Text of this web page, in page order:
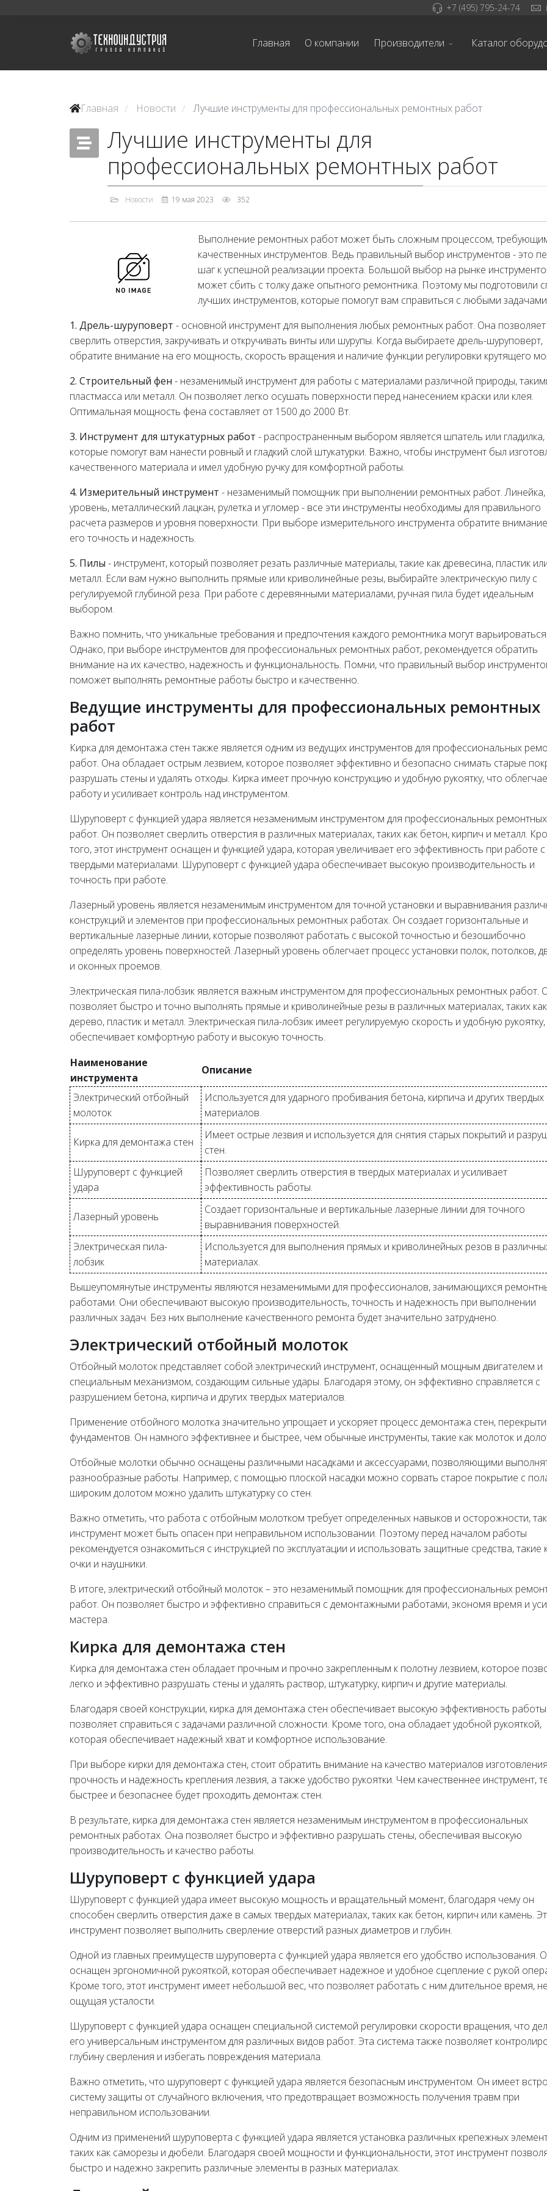
+7 (495) 795-24-74
Главная О компании Производители Каталог
Главная / Новости / Лучшие инструменты для профессиональных ремонтных работ
Лучшие инструменты для
профессиональных ремонтных работ
Новости 19 мая 2023 352
Выполнение ремонтных работ может быть сложным процессом,
качественных инструментов. Ведь правильный выбор инструментов - это
шаг к успешной реализации проекта. Большой выбор на рынке
может сбить с толку даже опытного ремонтника. Поэтому мы подготовили
лучших инструментов, которые помогут вам справиться с любыми
1. Дрель-шуруповерт - основной инструмент для выполнения любых ремонтных работ. Она позволяет
сверлить отверстия, закручивать и откручивать винты или шурупы. Когда выбираете дрель-шуруповерт,
обратите внимание на его мощность, скорость вращения и наличие функции регулировки крутящего
2. Строительный фен - незаменимый инструмент для работы с материалами различной природы,
пластмасса или металл. Он позволяет легко осушать поверхности перед нанесением краски или клея.
Оптимальная мощность фена составляет от 1500 до 2000 Вт.
3. Инструмент для штукатурных работ - распространенным выбором является шпатель или гладилка,
которые помогут вам нанести ровный и гладкий слой штукатурки. Важно, чтобы инструмент был
качественного материала и имел удобную ручку для комфортной работы.
4. Измерительный инструмент - незаменимый помощник при выполнении ремонтных работ. Линейка,
уровень, металлический лацкан, рулетка и угломер - все эти инструменты необходимы для правильного
расчета размеров и уровня поверхности. При выборе измерительного инструмента обратите
его точность и надежность.
5. Пилы - инструмент, который позволяет резать различные материалы, такие как древесина, пластик
металл. Если вам нужно выполнить прямые или криволинейные резы, выбирайте электрическую пилу с
регулируемой глубиной реза. При работе с деревянными материалами, ручная пила будет идеальным
выбором.
Важно помнить, что уникальные требования и предпочтения каждого ремонтника могут варьироваться.
Однако, при выборе инструментов для профессиональных ремонтных работ, рекомендуется обратить
внимание на их качество, надежность и функциональность. Помни, что правильный выбор
поможет выполнять ремонтные работы быстро и качественно.
Ведущие инструменты для профессиональных ремонтных
работ
Кирка для демонтажа стен также является одним из ведущих инструментов для профессиональных
работ. Она обладает острым лезвием, которое позволяет эффективно и безопасно снимать старые
разрушать стены и удалять отходы. Кирка имеет прочную конструкцию и удобную рукоятку, что
работу и усиливает контроль над инструментом.
Шуруповерт с функцией удара является незаменимым инструментом для профессиональных ремонтных
работ. Он позволяет сверлить отверстия в различных материалах, таких как бетон, кирпич и металл.
того, этот инструмент оснащен и функцией удара, которая увеличивает его эффективность при работе с
твердыми материалами. Шуруповерт с функцией удара обеспечивает высокую производительность и
точность при работе.
Лазерный уровень является незаменимым инструментом для точной установки и выравнивания
конструкций и элементов при профессиональных ремонтных работах. Он создает горизонтальные и
вертикальные лазерные линии, которые позволяют работать с высокой точностью и безошибочно
определять уровень поверхностей. Лазерный уровень облегчает процесс установки полок, потолков,
и оконных проемов.
Электрическая пила-лобзик является важным инструментом для профессиональных ремонтных работ.
позволяет быстро и точно выполнять прямые и криволинейные резы в различных материалах, таких как
дерево, пластик и металл. Электрическая пила-лобзик имеет регулируемую скорость и удобную
обеспечивает комфортную работу и высокую точность.
Наименование
инструмента
Описание
Электрический отбойный
молоток
Используется для ударного пробивания бетона, кирпича и других твердых
материалов.
Кирка для демонтажа стен
Имеет острые лезвия и используется для снятия старых покрытий и
стен.
Шуруповерт с функцией
удара
Позволяет сверлить отверстия в твердых материалах и усиливает
эффективность работы.
Лазерный уровень
Создает горизонтальные и вертикальные лазерные линии для точного
выравнивания поверхностей.
Электрическая пила-
лобзик
Используется для выполнения прямых и криволинейных резов в
материалах.
Вышеупомянутые инструменты являются незаменимыми для профессионалов, занимающихся
работами. Они обеспечивают высокую производительность, точность и надежность при выполнении
различных задач. Без них выполнение качественного ремонта будет значительно затруднено.
Электрический отбойный молоток
Отбойный молоток представляет собой электрический инструмент, оснащенный мощным двигателем и
специальным механизмом, создающим сильные удары. Благодаря этому, он эффективно справляется с
разрушением бетона, кирпича и других твердых материалов.
Применение отбойного молотка значительно упрощает и ускоряет процесс демонтажа стен,
фундаментов. Он намного эффективнее и быстрее, чем обычные инструменты, такие как молоток и
Отбойные молотки обычно оснащены различными насадками и аксессуарами, позволяющими
разнообразные работы. Например, с помощью плоской насадки можно сорвать старое покрытие с
широким долотом можно удалить штукатурку со стен.
Важно отметить, что работа с отбойным молотком требует определенных навыков и осторожности,
инструмент может быть опасен при неправильном использовании. Поэтому перед началом работы
рекомендуется ознакомиться с инструкцией по эксплуатации и использовать защитные средства, такие
очки и наушники.
В итоге, электрический отбойный молоток – это незаменимый помощник для профессиональных
работ. Он позволяет быстро и эффективно справиться с демонтажными работами, экономя время и
мастера.
Кирка для демонтажа стен
Кирка для демонтажа стен обладает прочным и прочно закрепленным к полотну лезвием, которое
легко и эффективно разрушать стены и удалять раствор, штукатурку, кирпич и другие материалы.
Благодаря своей конструкции, кирка для демонтажа стен обеспечивает высокую эффективность
позволяет справиться с задачами различной сложности. Кроме того, она обладает удобной рукояткой,
которая обеспечивает надежный хват и комфортное использование.
При выборе кирки для демонтажа стен, стоит обратить внимание на качество материалов
прочность и надежность крепления лезвия, а также удобство рукоятки. Чем качественнее инструмент,
быстрее и безопаснее будет проходить демонтаж стен.
В результате, кирка для демонтажа стен является незаменимым инструментом в профессиональных
ремонтных работах. Она позволяет быстро и эффективно разрушать стены, обеспечивая высокую
производительность и качество работы.
Шуруповерт с функцией удара
Шуруповерт с функцией удара имеет высокую мощность и вращательный момент, благодаря чему он
способен сверлить отверстия даже в самых твердых материалах, таких как бетон, кирпич или камень.
инструмент позволяет выполнить сверление отверстий разных диаметров и глубин.
Одной из главных преимуществ шуруповерта с функцией удара является его удобство использования.
оснащен эргономичной рукояткой, которая обеспечивает надежное и удобное сцепление с рукой
Кроме того, этот инструмент имеет небольшой вес, что позволяет работать с ним длительное время, не
ощущая усталости.
Шуруповерт с функцией удара оснащен специальной системой регулировки скорости вращения, что
его универсальным инструментом для различных видов работ. Эта система также позволяет
глубину сверления и избегать повреждения материала.
Важно отметить, что шуруповерт с функцией удара является безопасным инструментом. Он имеет
систему защиты от случайного включения, что предотвращает возможность получения травм при
неправильном использовании.
Одним из применений шуруповерта с функцией удара является установка различных крепежных
таких как саморезы и дюбели. Благодаря своей мощности и функциональности, этот инструмент
быстро и надежно закрепить различные элементы в разных материалах.